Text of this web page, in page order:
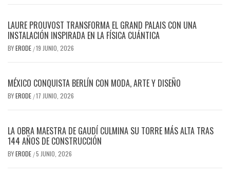
LAURE PROUVOST TRANSFORMA EL GRAND PALAIS CON UNA
INSTALACIÓN INSPIRADA EN LA FÍSICA CUÁNTICA
BYERODE /19 JUNIO, 2026
MÉXICO CONQUISTA BERLÍN CON MODA, ARTE Y DISEÑO
BYERODE /17 JUNIO, 2026
LA OBRA MAESTRA DE GAUDÍ CULMINA SU TORRE MÁS ALTA TRAS
144 AÑOS DE CONSTRUCCIÓN
BYERODE /5 JUNIO, 2026